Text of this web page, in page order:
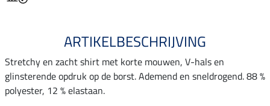
ARTIKELBESCHRIJVING
Stretchy en zacht shirt met korte mouwen, V-hals en
glinsterende opdruk op de borst. Ademend en sneldrogend. 88 %
polyester, 12 % elastaan.